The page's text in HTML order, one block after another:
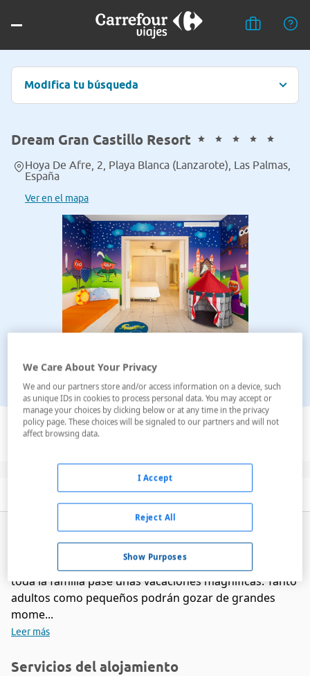
Modifica tu búsqueda
Dream Gran Castillo Resort
Hoya De Afre, 2, Playa Blanca (Lanzarote), Las Palmas,
España
Ver en el mapa
Ver en el mapa
Descripción Servicios Habitaciones
El hotel Dream Gran Castillo Tagoro es unlujoso hotel
ubicado en una de las playas más hermosas
de Lanzarote, Playa Blanca. Está diseñado para que
toda la familia pase unas vacaciones magníficas. Tanto
adultos como pequeños podrán gozar de grandes
mome...
Leer más
Servicios del alojamiento
We Care About Your Privacy
We and our partners store and/or access information on a device, such
as unique IDs in cookies to process personal data. You may accept or
manage your choices by clicking below or at any time in the privacy
policy page. These choices will be signaled to our partners and will not
affect browsing data.
Show Purposes
Reject All
I Accept